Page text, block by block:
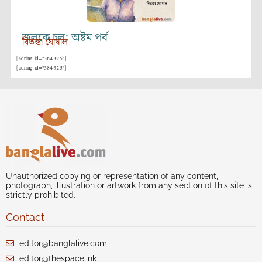
জলকে চল: অষ্টম পর্ব
বিতস্তা ঘোষাল
[adning id="384325"]
[adning id="384325"]
Unauthorized copying or representation of any content,
photograph, illustration or artwork from any section of this site is
strictly prohibited.
Contact
editor@banglalive.com
editor@thespace.ink